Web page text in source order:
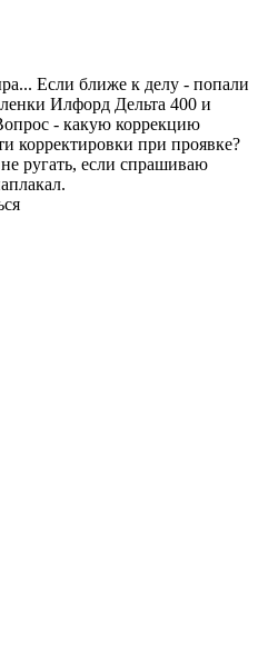
Если ближе к делу - попали
Илфорд Дельта 400 и
- какую коррекцию
корректировки при проявке?
ругать, если спрашиваю